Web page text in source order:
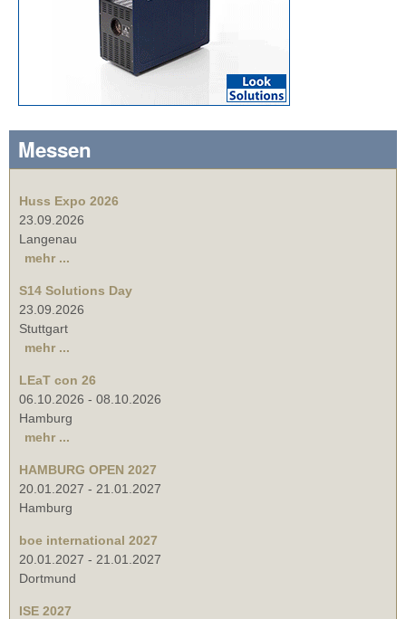
Messen
Huss Expo 2026
23.09.2026
Langenau
mehr ...
S14 Solutions Day
23.09.2026
Stuttgart
mehr ...
LEaT con 26
06.10.2026 - 08.10.2026
Hamburg
mehr ...
HAMBURG OPEN 2027
20.01.2027 - 21.01.2027
Hamburg
boe international 2027
20.01.2027 - 21.01.2027
Dortmund
ISE 2027